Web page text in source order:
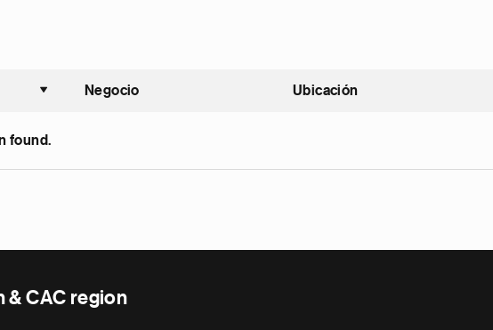
Ordenar ascendente
Negocio Ubicación
found.
& CAC region